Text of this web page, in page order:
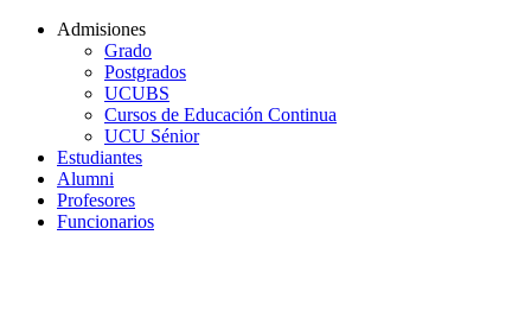
Admisiones
Grado
Postgrados
UCUBS
Cursos de Educación Continua
UCU Sénior
Estudiantes
Alumni
Profesores
Funcionarios